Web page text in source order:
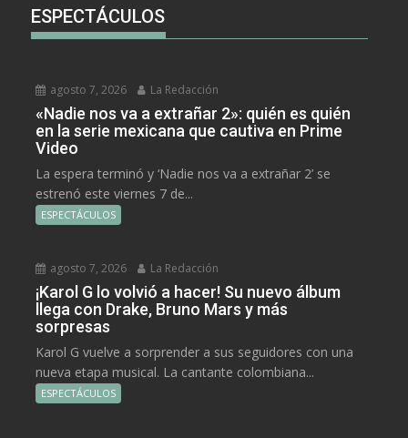
ESPECTÁCULOS
agosto 7, 2026 La Redacción
«Nadie nos va a extrañar 2»: quién es quién
en la serie mexicana que cautiva en Prime
Video
La espera terminó y ‘Nadie nos va a extrañar 2’ se
estrenó este viernes 7 de...
ESPECTÁCULOS
agosto 7, 2026 La Redacción
¡Karol G lo volvió a hacer! Su nuevo álbum
llega con Drake, Bruno Mars y más
sorpresas
Karol G vuelve a sorprender a sus seguidores con una
nueva etapa musical. La cantante colombiana...
ESPECTÁCULOS